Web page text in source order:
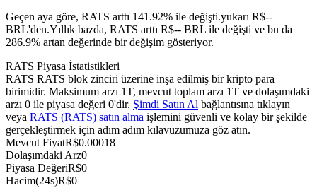
USDC Vadeli İşlemleri
USDC'yi teminat olarak kullanan vadeli işlemler
Geçen aya göre, RATS arttı 141.92% ile değişti.yukarı R$--
BRL'den.Yıllık bazda, RATS arttı R$-- BRL ile değişti ve bu da
286.9% artan değerinde bir değişim gösteriyor.
RATS Piyasa İstatistikleri
RATS RATS blok zinciri üzerine inşa edilmiş bir kripto para
birimidir. Maksimum arzı 1T, mevcut toplam arzı 1T ve dolaşımdaki
arzı 0 ile piyasa değeri 0'dir. Şimdi Satın Al bağlantısına tıklayın
veya RATS (RATS) satın alma işlemini güvenli ve kolay bir şekilde
gerçekleştirmek için adım adım kılavuzumuza göz atın.
Mevcut FiyatR$0.00018
Dolaşımdaki Arz0
Piyasa DeğeriR$0
Hacim(24s)R$0